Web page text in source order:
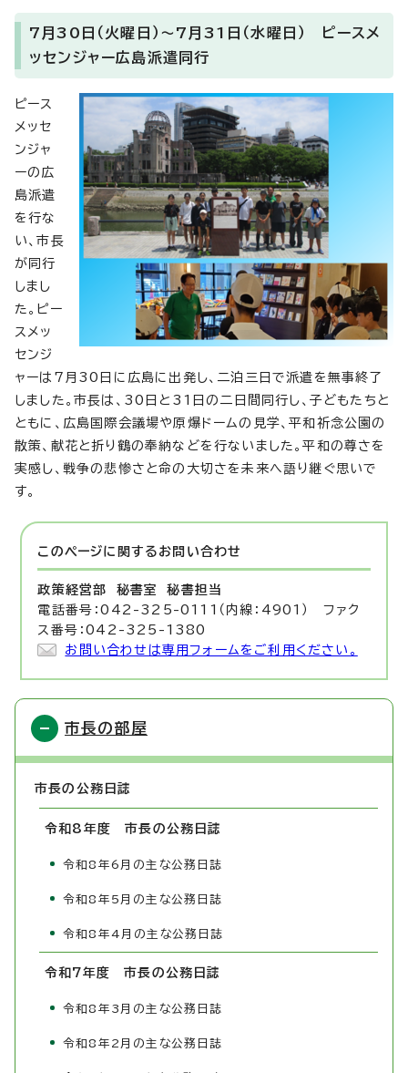
7月30日（火曜日）～7月31日（水曜日） ピースメ
ッセンジャー広島派遣同行
ピース
メッセ
ンジャ
ーの広
島派遣
を行な
い、市長
が同行
しまし
た。ピー
スメッ
センジ
ャーは7月30日に広島に出発し、二泊三日で派遣を無事終了
しました。市長は、30日と31日の二日間同行し、子どもたちと
ともに、広島国際会議場や原爆ドームの見学、平和祈念公園の
散策、献花と折り鶴の奉納などを行ないました。平和の尊さを
実感し、戦争の悲惨さと命の大切さを未来へ語り継ぐ思いで
す。
このページに関する お問い合わせ
政策経営部 秘書室
秘書担当
電話番号：042-325-0111（内線：4901） ファク
ス番号：042-325-1380
お問い合わせは専用フォームをご利用ください。
市長の部屋
市長の公務日誌
令和8年度 市長の公務日誌
令和8年6月の主な公務日誌
令和8年5月の主な公務日誌
令和8年4月の主な公務日誌
令和7年度 市長の公務日誌
令和8年3月の主な公務日誌
令和8年2月の主な公務日誌